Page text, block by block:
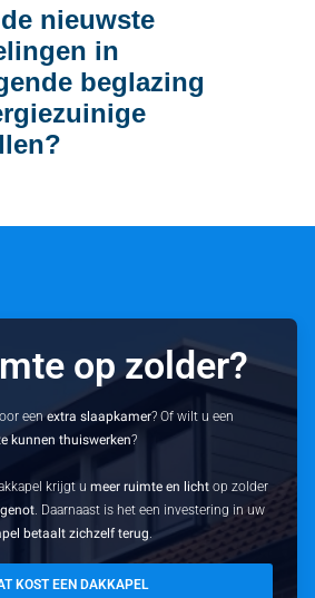
nieuwste
in
beglazing
op zolder?
eenextra slaapkamer? Of wilt u een
kunnen thuiswerken?
krijgt umeer ruimte en licht op zolder
. Daarnaast is het een investering in uw
betaalt zichzelf terug.
KOST EEN DAKKAPEL